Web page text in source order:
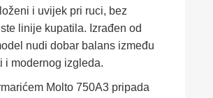
i uvijek pri ruci, bez
linije kupatila. Izrađen od
nudi dobar balans između
i modernog izgleda.
Molto 750A3 pripada